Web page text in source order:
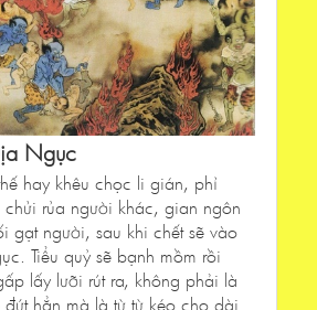
Ngục
hay khêu chọc li gián, phỉ
rủa người khác, gian ngôn
gạt người, sau khi chết sẽ vào
Tiểu quỷ sẽ bạnh mồm rồi
lấy lưỡi rút ra, không phải là
hẳn mà là từ từ kéo cho dài